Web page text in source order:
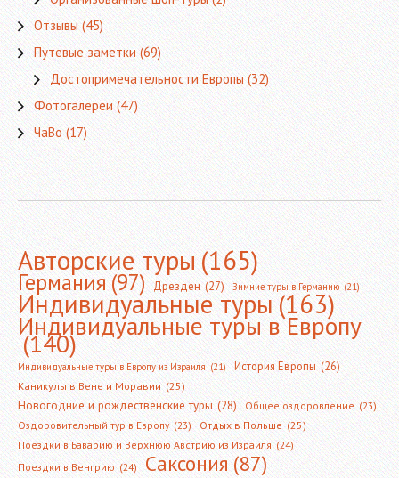
Отзывы(45)
Путевые заметки(69)
Достопримечательности Европы(32)
Фотогалереи(47)
ЧаВо(17)
Авторские туры(165)
Германия(97) Дрезден (27) Зимние туры в Германию (21)
Индивидуальные туры(163)
Индивидуальные туры в Европу
(140)
Индивидуальные туры в Европу из Израиля (21) История Европы (26)
Каникулы в Вене и Моравии (25)
Новогодние и рождественские туры (28) Общее оздоровление (23)
Оздоровительный тур в Европу (23) Отдых в Польше (25)
Поездки в Баварию и Верхнюю Австрию из Израиля (24)
Поездки в Венгрию (24) Саксония(87)